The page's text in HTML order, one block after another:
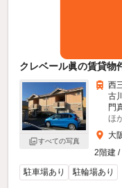
クレベール眞の賃貸物
すべての写真
西
古
門
ほ
大
2階建 /
駐車場あり
駐輪場あり